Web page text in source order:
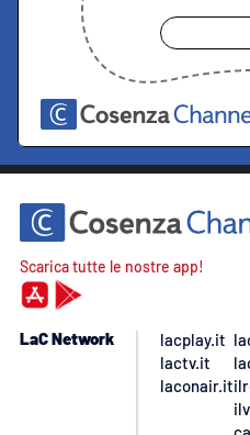
Scarica tutte le nostre app!
LaC Network
lacplay.it
lactv.it
laconair.it